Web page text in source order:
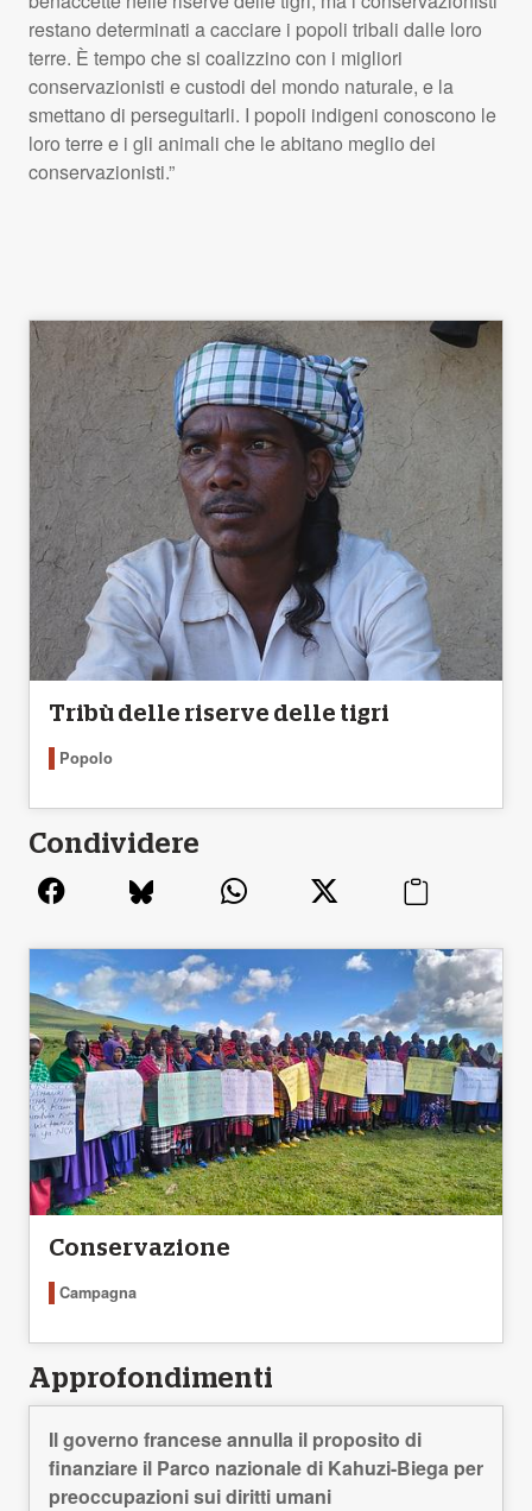
restano determinati a cacciare i popoli tribali dalle loro
terre. È tempo che si coalizzino con i migliori
conservazionisti e custodi del mondo naturale, e la
smettano di perseguitarli. I popoli indigeni conoscono le
loro terre e i gli animali che le abitano meglio dei
conservazionisti.”
Tribù delle riserve delle tigri
Popolo
Condividere
Conservazione
Campagna
Approfondimenti
Il governo francese annulla il proposito di
finanziare il Parco nazionale di Kahuzi-Biega per
preoccupazioni sui diritti umani